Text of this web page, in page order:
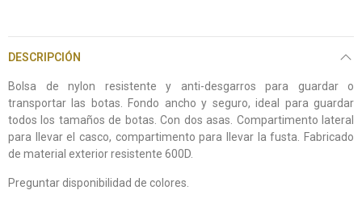
DESCRIPCIÓN
Bolsa de nylon resistente y anti-desgarros para guardar o
transportar las botas. Fondo ancho y seguro, ideal para guardar
todos los tamaños de botas. Con dos asas. Compartimento lateral
para llevar el casco, compartimento para llevar la fusta. Fabricado
de material exterior resistente 600D.
Preguntar disponibilidad de colores.